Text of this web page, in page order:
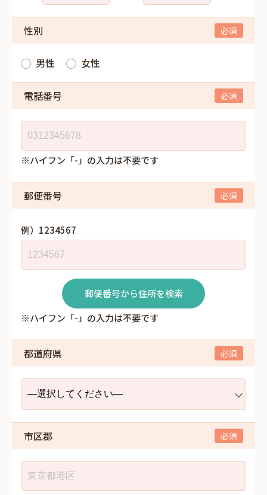
性別
男性 女性
電話番号
※ハイフン「-」の入力は不要です
郵便番号
例）1234567
郵便番号から住所を検索
※ハイフン「-」の入力は不要です
都道府県
市区郡